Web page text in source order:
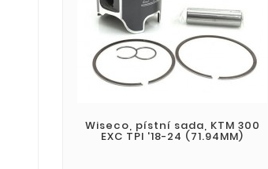
Wiseco, pístní sada, KTM 300
EXC TPI '18-24 (71.94MM)